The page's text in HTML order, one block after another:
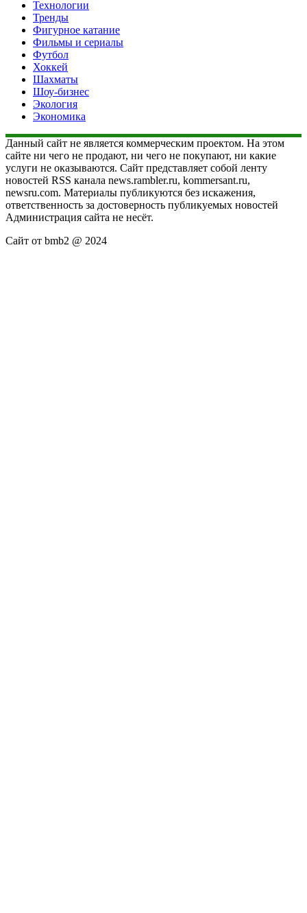
Технологии
Тренды
Фигурное катание
Фильмы и сериалы
Футбол
Хоккей
Шахматы
Шоу-бизнес
Экология
Экономика
Данный сайт не является коммерческим проектом. На этом
сайте ни чего не продают, ни чего не покупают, ни какие
услуги не оказываются. Сайт представляет собой ленту
новостей RSS канала news.rambler.ru, kommersant.ru,
newsru.com. Материалы публикуются без искажения,
ответственность за достоверность публикуемых новостей
Администрация сайта не несёт.
Сайт от bmb2 @ 2024